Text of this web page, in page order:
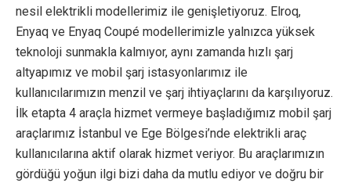
nesil elektrikli modellerimiz ile genişletiyoruz. Elroq,
Enyaq ve Enyaq Coupé modellerimizle yalnızca yüksek
teknoloji sunmakla kalmıyor, aynı zamanda hızlı şarj
altyapımız ve mobil şarj istasyonlarımız ile
kullanıcılarımızın menzil ve şarj ihtiyaçlarını da karşılıyoruz.
İlk etapta 4 araçla hizmet vermeye başladığımız mobil şarj
araçlarımız İstanbul ve Ege Bölgesi’nde elektrikli araç
kullanıcılarına aktif olarak hizmet veriyor. Bu araçlarımızın
gördüğü yoğun ilgi bizi daha da mutlu ediyor ve doğru bir